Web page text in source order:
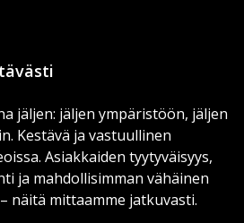
jäljen: jäljen ympäristöön, jäljen
Kestävä ja vastuullinen
Asiakkaiden tyytyväisyys,
ja mahdollisimman vähäinen
näitä mittaamme jatkuvasti.